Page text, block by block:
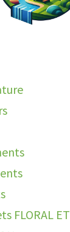
FLORAL ET